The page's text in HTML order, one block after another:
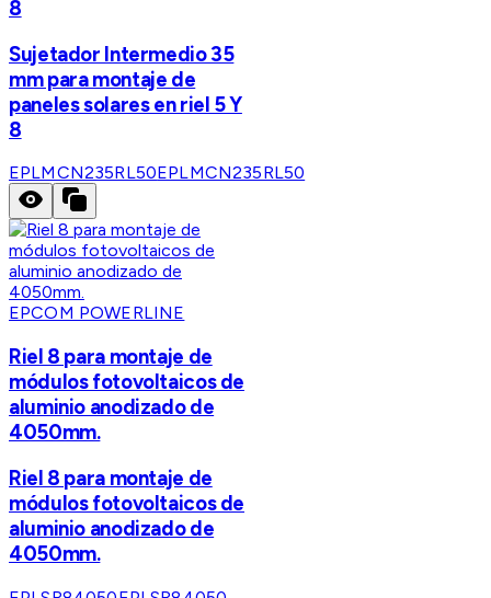
8
Sujetador Intermedio 35
mm para montaje de
paneles solares en riel 5 Y
8
EPLMCN235RL50EPLMCN235RL50
EPCOM POWERLINE
Riel 8 para montaje de
módulos fotovoltaicos de
aluminio anodizado de
4050mm.
Riel 8 para montaje de
módulos fotovoltaicos de
aluminio anodizado de
4050mm.